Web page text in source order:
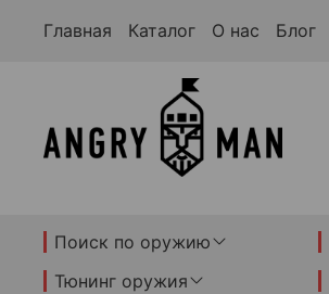
Главная Каталог О нас Блог
Поиск по оружию
Тюнинг оружия